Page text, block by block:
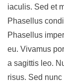
iaculis. Sed et
Phasellus
Phasellus
eu. Vivamus
a sagittis leo.
risus. Sed